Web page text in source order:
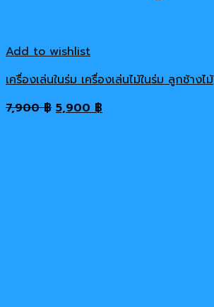
Add to wishlist
เครื่องเล่นในร่ม เครื่องเล่นไม้ในร่ม ลูกช้างไม้
7,900฿ Original
5,900฿